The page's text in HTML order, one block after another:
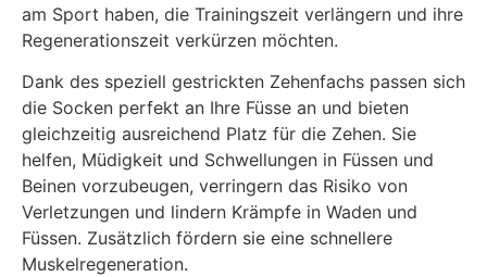
am Sport haben, die Trainingszeit verlängern und ihre
Regenerationszeit verkürzen möchten.
Dank des speziell gestrickten Zehenfachs passen sich
die Socken perfekt an Ihre Füsse an und bieten
gleichzeitig ausreichend Platz für die Zehen. Sie
helfen, Müdigkeit und Schwellungen in Füssen und
Beinen vorzubeugen, verringern das Risiko von
Verletzungen und lindern Krämpfe in Waden und
Füssen. Zusätzlich fördern sie eine schnellere
Muskelregeneration.